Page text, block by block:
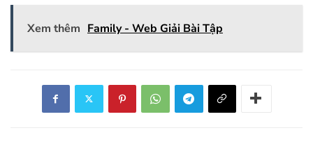
Xem thêm Family - Web Giải Bài Tập